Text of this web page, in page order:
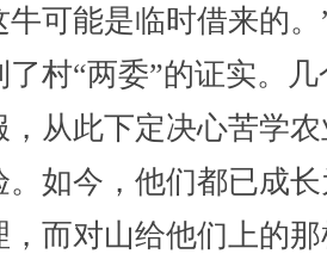
牛可能是临时借来的。
了村“两委”的证实。几
，从此下定决心苦学
。如今，他们都已成
，而对山给他们上的那